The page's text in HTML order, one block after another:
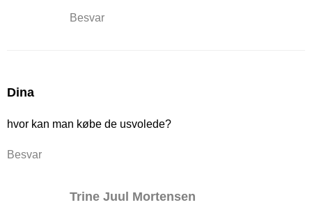
Besvar
Dina
hvor kan man købe de usvolede?
Besvar
Trine Juul Mortensen